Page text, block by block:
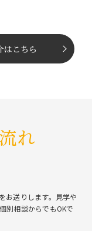
はこちら
流れ
お送りします。⾒学や
別相談からでもOKで